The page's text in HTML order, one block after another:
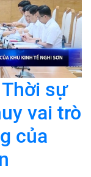
sự
vai trò
của